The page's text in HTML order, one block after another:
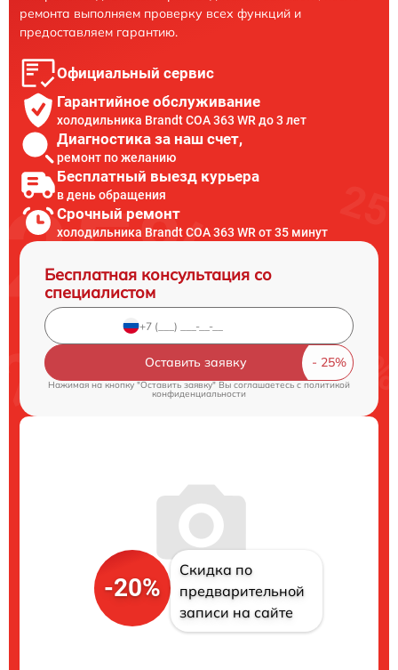
ремонта выполняем проверку всех функций и
предоставляем гарантию.
Официальный сервис
Гарантийное обслуживание
холодильника Brandt COA 363 WR до 3 лет
Диагностика за наш счет,
ремонт по желанию
Бесплатный выезд курьера
в день обращения
Срочный ремонт
холодильника Brandt COA 363 WR от 35 минут
Бесплатная консультация со
специалистом
Оставить заявку
Нажимая на кнопку "Оставить заявку" Вы соглашаетесь c политикой
конфиденциальности
-20%
Скидка по
предварительной
записи на сайте